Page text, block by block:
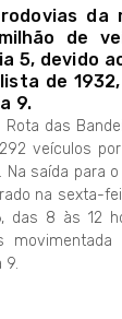
da
de
5, devido
de
9.
Rota das
veículos
Na saída para
na sexta-
das 8 às 12
9.